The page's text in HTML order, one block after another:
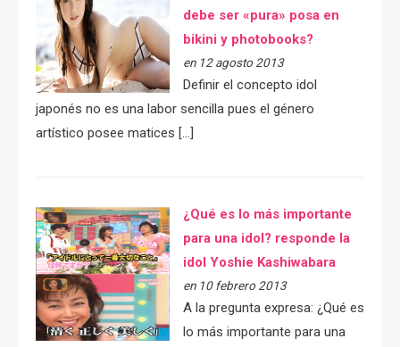
debe ser «pura» posa en
bikini y photobooks?
en 12 agosto 2013
Definir el concepto idol
japonés no es una labor sencilla pues el género
artístico posee matices […]
¿Qué es lo más importante
para una idol? responde la
idol Yoshie Kashiwabara
en 10 febrero 2013
A la pregunta expresa: ¿Qué es
lo más importante para una